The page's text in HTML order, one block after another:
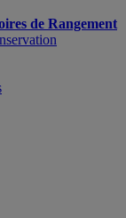
de Rangement